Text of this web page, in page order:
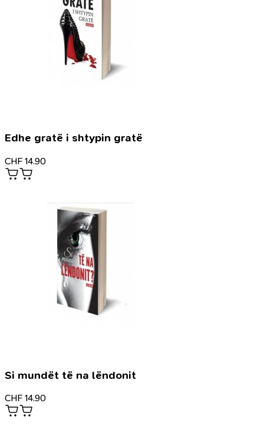
Edhe gratë i shtypin gratë
CHF 14.90
Si mundët të na lëndonit
CHF 14.90